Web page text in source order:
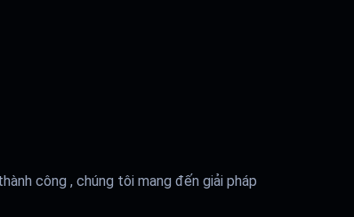
công , chúng tôi mang đến giải pháp